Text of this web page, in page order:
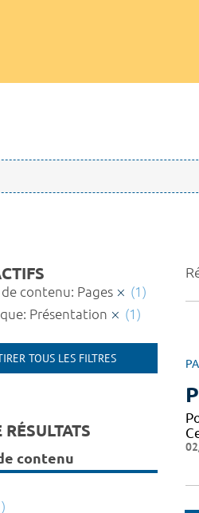
contenu: Pages
(1)
Présentation
(1)
TOUS LES FILTRES
RÉSULTATS
contenu